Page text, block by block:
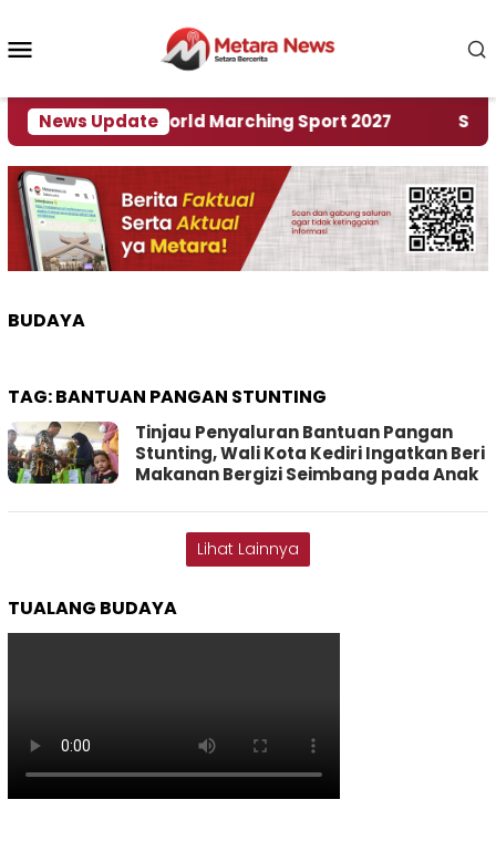
konten
News Update
Rumah World Marching Sport 2027 ‎Soal
BUDAYA
TAG:BANTUAN PANGAN STUNTING
Tinjau Penyaluran Bantuan Pangan
Stunting, Wali Kota Kediri Ingatkan Beri
Makanan Bergizi Seimbang pada Anak
Lihat Lainnya
TUALANG BUDAYA